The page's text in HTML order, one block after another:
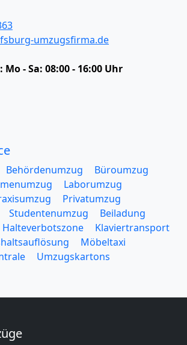
umzugsfirma.de
Mo - Sa: 08:00 - 16:00 Uhr
Behördenumzug
Büroumzug
Laborumzug
Privatumzug
Studentenumzug
Beiladung
Halteverbotszone
Klaviertransport
Möbeltaxi
Umzugskartons